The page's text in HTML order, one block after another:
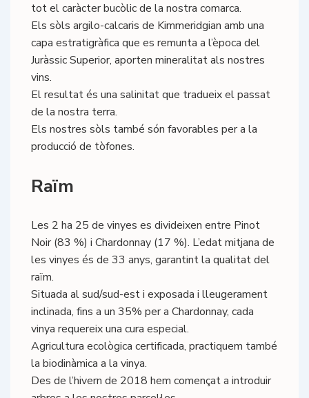
tot el caràcter bucòlic de la nostra comarca.
Els sòls argilo-calcaris de Kimmeridgian amb una
capa estratigràfica que es remunta a l’època del
Juràssic Superior, aporten mineralitat als nostres
vins.
El resultat és una salinitat que tradueix el passat
de la nostra terra.
Els nostres sòls també són favorables per a la
producció de tòfones.
Raïm
Les 2 ha 25 de vinyes es divideixen entre Pinot
Noir (83 %) i Chardonnay (17 %). L’edat mitjana de
les vinyes és de 33 anys, garantint la qualitat del
raïm.
Situada al sud/sud-est i exposada i lleugerament
inclinada, fins a un 35% per a Chardonnay, cada
vinya requereix una cura especial.
Agricultura ecològica certificada, practiquem també
la biodinàmica a la vinya.
Des de l’hivern de 2018 hem començat a introduir